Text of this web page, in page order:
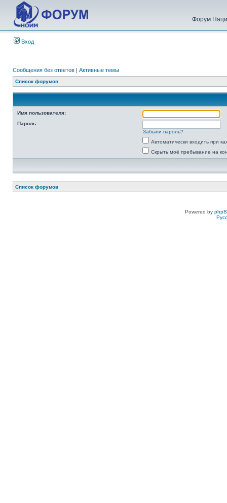
Форум
Вход
Сообщения без ответов | Активные темы
Список форумов
Имя пользователя:
Пароль:
Забыли пароль?
Автоматически входить при
Скрыть моё пребывание на
Список форумов
Powered by